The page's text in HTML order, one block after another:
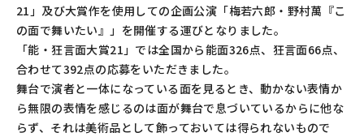
21」及び大賞作を使用しての企画公演「梅若六郎・野村萬『こ
の面で舞いたい』」を開催する運びとなりました。
「能・狂言面大賞21」では全国から能面326点、狂言面66点、
合わせて392点の応募をいただきました。
舞台で演者と一体になっている面を見るとき、動かない表情か
ら無限の表情を感じるのは面が舞台で息づいているからに他な
らず、それは美術品として飾っておいては得られないもので